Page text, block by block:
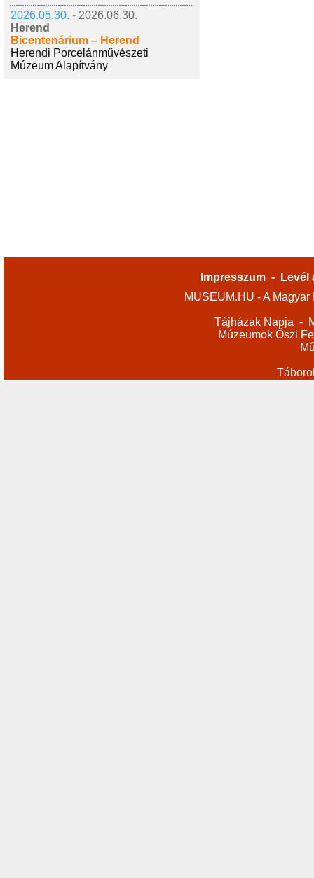
2026.05.30. - 2026.06.30.
Herend
Bicentenárium – Herend
Herendi Porcelánművészeti
Múzeum Alapítvány
Impresszum -
Levél
MUSEUM.HU - A
Tájházak Napja -
Múzeumok Őszi